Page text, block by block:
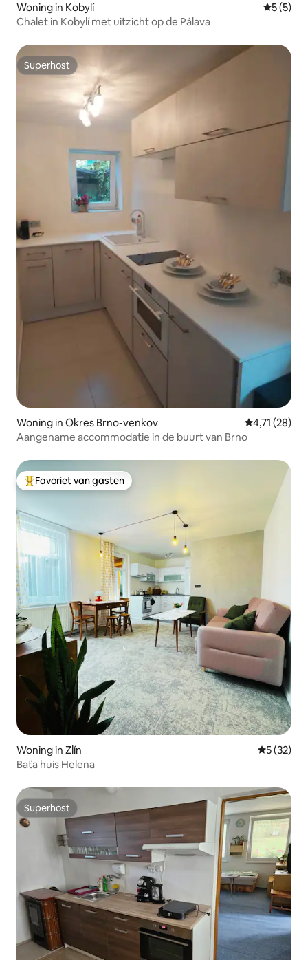
Woning in Kobylí
5 (5)
Chalet in Kobylí met uitzicht op de Pálava
Superhost
Superhost
Woning in Okres Brno-venkov Gemiddelde
4,71 (28)
Aangename accommodatie in de buurt van Brno
Topfavoriet van gasten
Favoriet van gasten
Woning in Zlín
5 (32)
Baťa huis Helena
Superhost
Superhost